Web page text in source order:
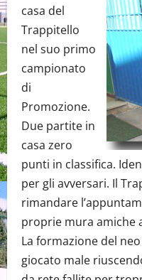
casa del
Trappitello
nel suo primo
campionato
di
Promozione.
Due partite in
casa zero
punti in classifica.
per gli avversari. Il
rimandare
proprie mura amiche
La formazione del
giocato male